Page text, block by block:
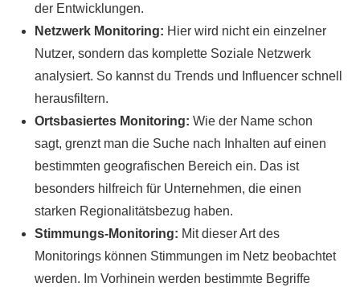
der Entwicklungen.
Netzwerk Monitoring: Hier wird nicht ein einzelner
Nutzer, sondern das komplette Soziale Netzwerk
analysiert. So kannst du Trends und Influencer schnell
herausfiltern.
Ortsbasiertes Monitoring: Wie der Name schon
sagt, grenzt man die Suche nach Inhalten auf einen
bestimmten geografischen Bereich ein. Das ist
besonders hilfreich für Unternehmen, die einen
starken Regionalitätsbezug haben.
Stimmungs-Monitoring: Mit dieser Art des
Monitorings können Stimmungen im Netz beobachtet
werden. Im Vorhinein werden bestimmte Begriffe